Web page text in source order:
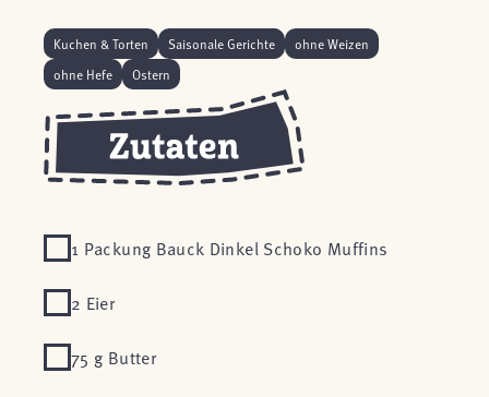
Kuchen & Torten Saisonale Gerichte
ohne Weizen
ohne Hefe
Ostern
1 Packung Bauck Dinkel Schoko Muffins
2 Eier
75 g Butter